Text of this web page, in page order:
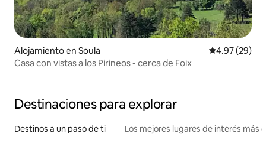
Alojamiento en Soula Calificación
4.97 (29)
Casa con vistas a los Pirineos - cerca de Foix
Destinaciones para explorar
Destinos a un paso de ti Los mejores lugares de interés más